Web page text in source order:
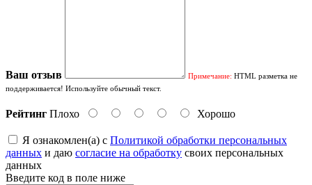
Ваш отзыв Примечание: HTML разметка не
поддерживается! Используйте обычный текст.
Рейтинг Плохо Хорошо
Я ознакомлен(а) с Политикой обработки персональных
данных и даю согласие на обработку своих персональных
данных
Введите код в поле ниже